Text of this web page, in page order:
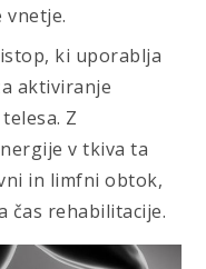
vnetje.
ki uporablja
aktiviranje
Z
v tkiva ta
in limfni obtok,
čas rehabilitacije.